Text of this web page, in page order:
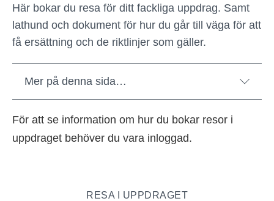
Här bokar du resa för ditt fackliga uppdrag. Samt
lathund och dokument för hur du går till väga för att
få ersättning och de riktlinjer som gäller.
Mer på denna sida…
För att se information om hur du bokar resor i
uppdraget behöver du vara inloggad.
RESA I UPPDRAGET